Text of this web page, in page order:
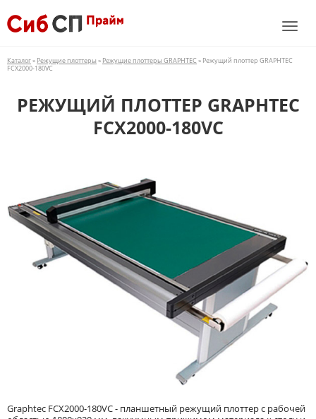
Каталог» Режущие плоттеры » Режущие плоттеры GRAPHTEC » Режущий плоттер GRAPHTEC
FCX2000-180VС
РЕЖУЩИЙ ПЛОТТЕР GRAPHTEC
FCX2000-180VС
Graphtec FCX2000-180VC - планшетный режущий плоттер с рабочей